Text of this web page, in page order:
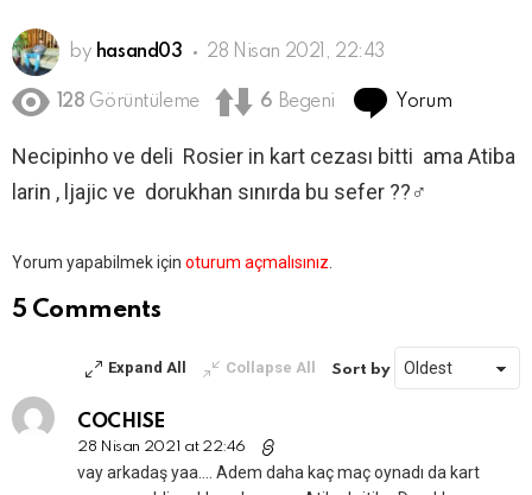
by hasand03 28 Nisan 2021, 22:43
128 Görüntüleme 6 Begeni Yorum
Necipinho ve deli Rosier in kart cezası bitti ama Atiba
larin , ljajic ve dorukhan sınırda bu sefer ??‍♂️
Bir
yazın
Yorum yapabilmek için oturum açmalısınız.
5 Comments
Expand All Collapse All Sort by
COCHISE
28 Nisan 2021 at 22:46
vay arkadaş yaa…. Adem daha kaç maç oynadı da kart